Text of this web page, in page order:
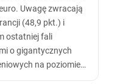
Uwagę zwracają
(48,9 pkt.) i
ostatniej fali
o gigantycznych
na poziomie